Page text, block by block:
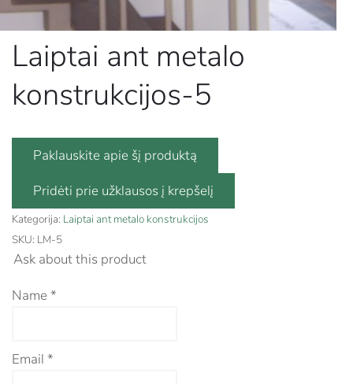
Laiptai ant metalo
konstrukcijos-5
Paklauskite apie šį produktą
Kategorija: Laiptai ant metalo konstrukcijos
SKU: LM-5
Ask about this product
Name *
Email *